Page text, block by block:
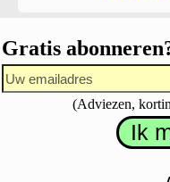
Gratis
(Adviezen,